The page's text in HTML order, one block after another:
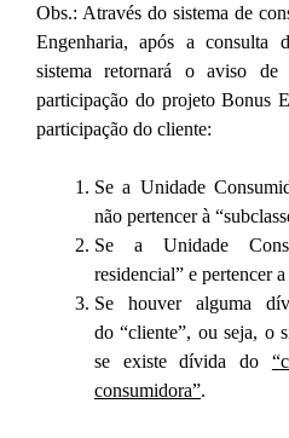
Obs.: Através do sistema de
Engenharia, após a consulta
sistema retornará o aviso
participação do projeto Bonus
participação do cliente:
Se a Unidade
não pertencer à
Se a Unidade
residencial” e pertencer
Se houver alguma
do “cliente”, ou seja, o
se existe dívida do “
consumidora”.